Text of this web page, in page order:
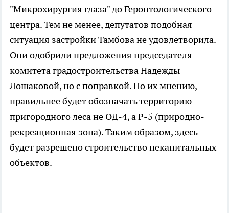
"Микрохирургия глаза" до Геронтологического
центра. Тем не менее, депутатов подобная
ситуация застройки Тамбова не удовлетворила.
Они одобрили предложения председателя
комитета градостроительства Надежды
Лошаковой, но с поправкой. По их мнению,
правильнее будет обозначать территорию
пригородного леса не ОД-4, а Р-5 (природно-
рекреационная зона). Таким образом, здесь
будет разрешено строительство некапитальных
объектов.